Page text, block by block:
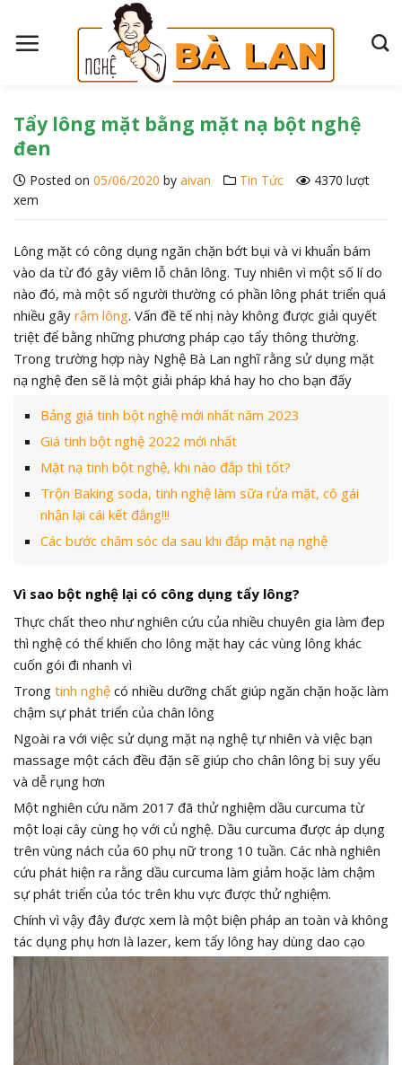
Tẩy lông mặt bằng mặt nạ bột nghệ
đen
Posted on 05/06/2020 by aivan Tin Tức
4370 lượt
xem
Lông mặt có công dụng ngăn chặn bớt bụi và vi khuẩn bám
vào da từ đó gây viêm lỗ chân lông. Tuy nhiên vì một số lí do
nào đó, mà một số người thường có phần lông phát triển quá
nhiều gây rậm lông. Vấn đề tế nhị này không được giải quyết
triệt để bằng những phương pháp cạo tẩy thông thường.
Trong trường hợp này Nghệ Bà Lan nghĩ rằng sử dụng mặt
nạ nghệ đen sẽ là một giải pháp khá hay ho cho bạn đấy
Bảng giá tinh bột nghệ mới nhất năm 2023
Giá tinh bột nghệ 2022 mới nhất
Mặt nạ tinh bột nghệ, khi nào đắp thì tốt?
Trộn Baking soda, tinh nghệ làm sữa rửa mặt, cô gái
nhận lại cái kết đắng!!!
Các bước chăm sóc da sau khi đắp mặt nạ nghệ
Vì sao bột nghệ lại có công dụng tẩy lông?
Thực chất theo như nghiên cứu của nhiều chuyên gia làm đep
thì nghệ có thể khiến cho lông mặt hay các vùng lông khác
cuốn gói đi nhanh vì
Trong tinh nghệ có nhiều dưỡng chất giúp ngăn chặn hoặc làm
chậm sự phát triển của chân lông
Ngoài ra với việc sử dụng mặt nạ nghệ tự nhiên và việc bạn
massage một cách đều đặn sẽ giúp cho chân lông bị suy yếu
và dễ rụng hơn
Một nghiên cứu năm 2017 đã thử nghiệm dầu curcuma từ
một loại cây cùng họ với củ nghệ. Dầu curcuma được áp dụng
trên vùng nách của 60 phụ nữ trong 10 tuần. Các nhà nghiên
cứu phát hiện ra rằng dầu curcuma làm giảm hoặc làm chậm
sự phát triển của tóc trên khu vực được thử nghiệm.
Chính vì vậy đây được xem là một biện pháp an toàn và không
tác dụng phụ hơn là lazer, kem tẩy lông hay dùng dao cạo